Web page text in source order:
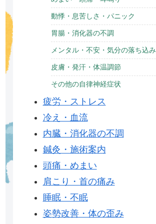
動悸・息苦しさ・パニック
胃腸・消化器の不調
メンタル・不安・気分の落ち込み
皮膚・発汗・体温調節
その他の自律神経症状
疲労・ストレス
冷え・血流
内臓・消化器の不調
鍼灸・施術案内
頭痛・めまい
肩こり・首の痛み
睡眠・不眠
姿勢改善・体の歪み